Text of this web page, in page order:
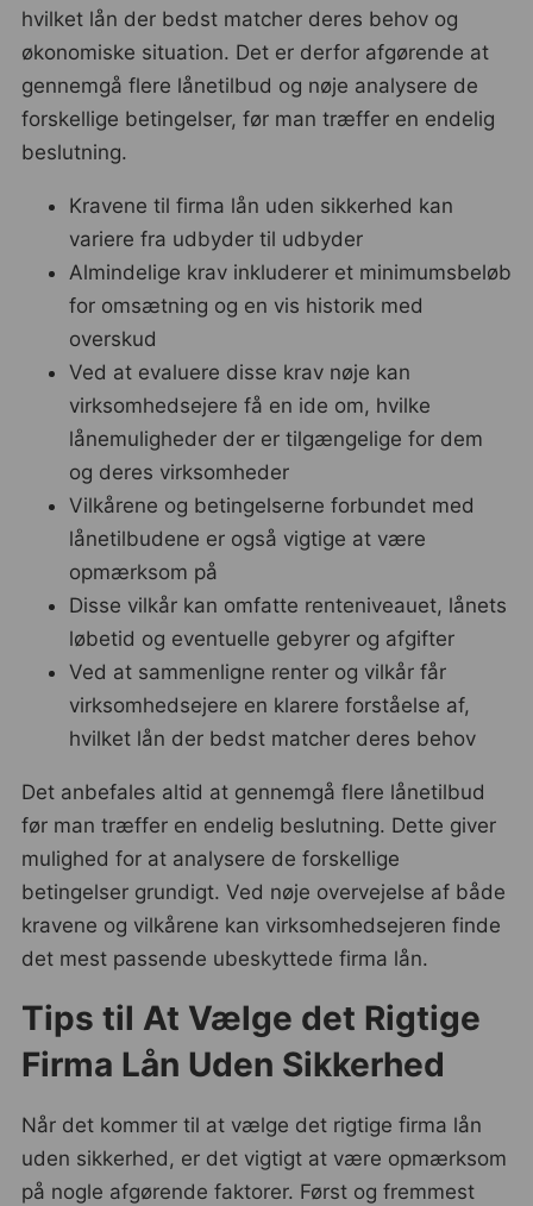
hvilket lån der bedst matcher deres behov og
økonomiske situation. Det er derfor afgørende at
gennemgå flere lånetilbud og nøje analysere de
forskellige betingelser, før man træffer en endelig
beslutning.
Kravene til firma lån uden sikkerhed kan
variere fra udbyder til udbyder
Almindelige krav inkluderer et minimumsbeløb
for omsætning og en vis historik med
overskud
Ved at evaluere disse krav nøje kan
virksomhedsejere få en ide om, hvilke
lånemuligheder der er tilgængelige for dem
og deres virksomheder
Vilkårene og betingelserne forbundet med
lånetilbudene er også vigtige at være
opmærksom på
Disse vilkår kan omfatte renteniveauet, lånets
løbetid og eventuelle gebyrer og afgifter
Ved at sammenligne renter og vilkår får
virksomhedsejere en klarere forståelse af,
hvilket lån der bedst matcher deres behov
Det anbefales altid at gennemgå flere lånetilbud
før man træffer en endelig beslutning. Dette giver
mulighed for at analysere de forskellige
betingelser grundigt. Ved nøje overvejelse af både
kravene og vilkårene kan virksomhedsejeren finde
det mest passende ubeskyttede firma lån.
Tips til At Vælge det Rigtige
Firma Lån Uden Sikkerhed
Når det kommer til at vælge det rigtige firma lån
uden sikkerhed, er det vigtigt at være opmærksom
på nogle afgørende faktorer. Først og fremmest